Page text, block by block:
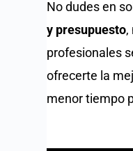
No dudes en
y presupuesto,
profesionales
ofrecerte la
menor tiempo